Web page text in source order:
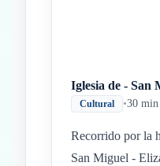
Iglesia de - San
Cultural •30 min
Recorrido por la
San Miguel -